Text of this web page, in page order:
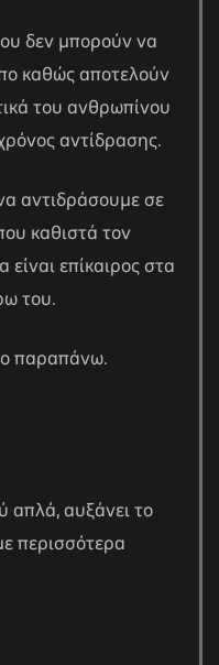
δεν μπορούν να
καθώς αποτελούν
του ανθρωπίνου
αντίδρασης.
αντιδράσουμε σε
καθιστά τον
επίκαιρος στα
του.
παραπάνω.
απλά, αυξάνει το
περισσότερα